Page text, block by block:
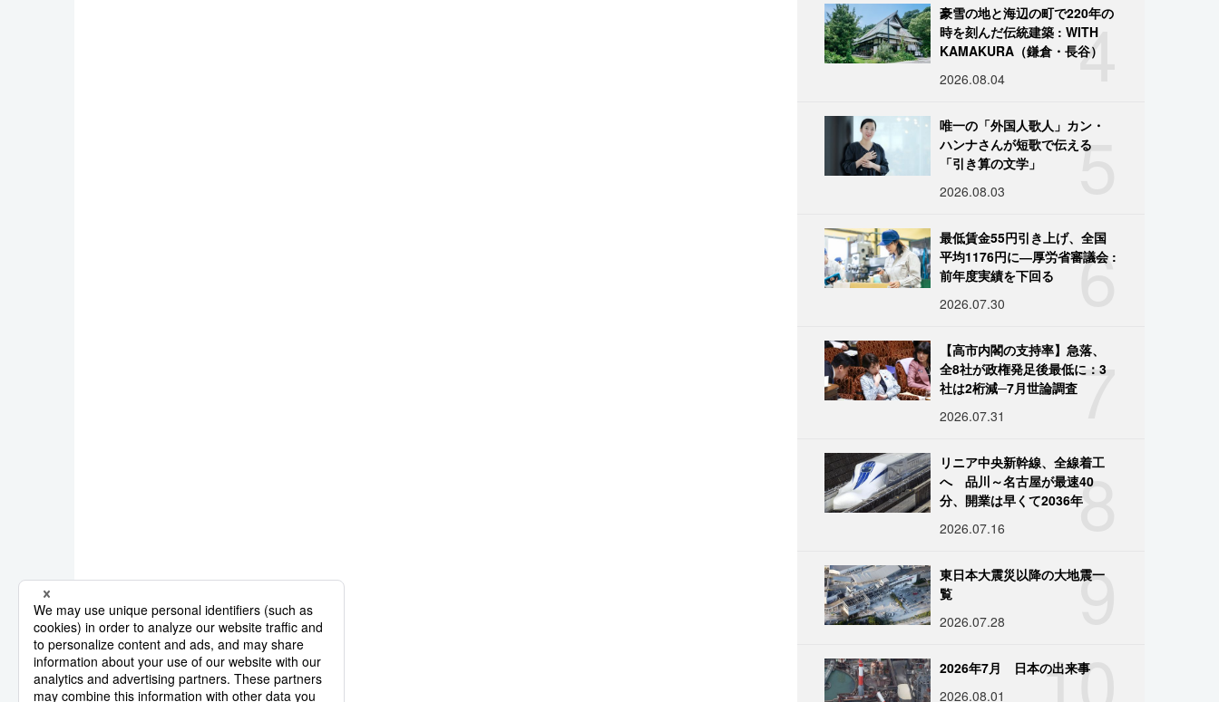
4
豪雪の地と海辺の町で220年の
時を刻んだ伝統建築 : WITH
KAMAKURA（鎌倉・長谷）
2026.08.04
5
唯一の「外国人歌人」カン・
ハンナさんが短歌で伝える
「引き算の文学」
2026.08.03
6
最低賃金55円引き上げ、全国
平均1176円に―厚労省審議会 :
前年度実績を下回る
2026.07.30
7
【高市内閣の支持率】急落、
全8社が政権発足後最低に：3
社は2桁減─7月世論調査
2026.07.31
8
リニア中央新幹線、全線着工
へ 品川～名古屋が最速40
分、開業は早くて2036年
2026.07.16
9
東日本大震災以降の大地震一
覧
2026.07.28
10
2026年7月 日本の出来事
2026.08.01